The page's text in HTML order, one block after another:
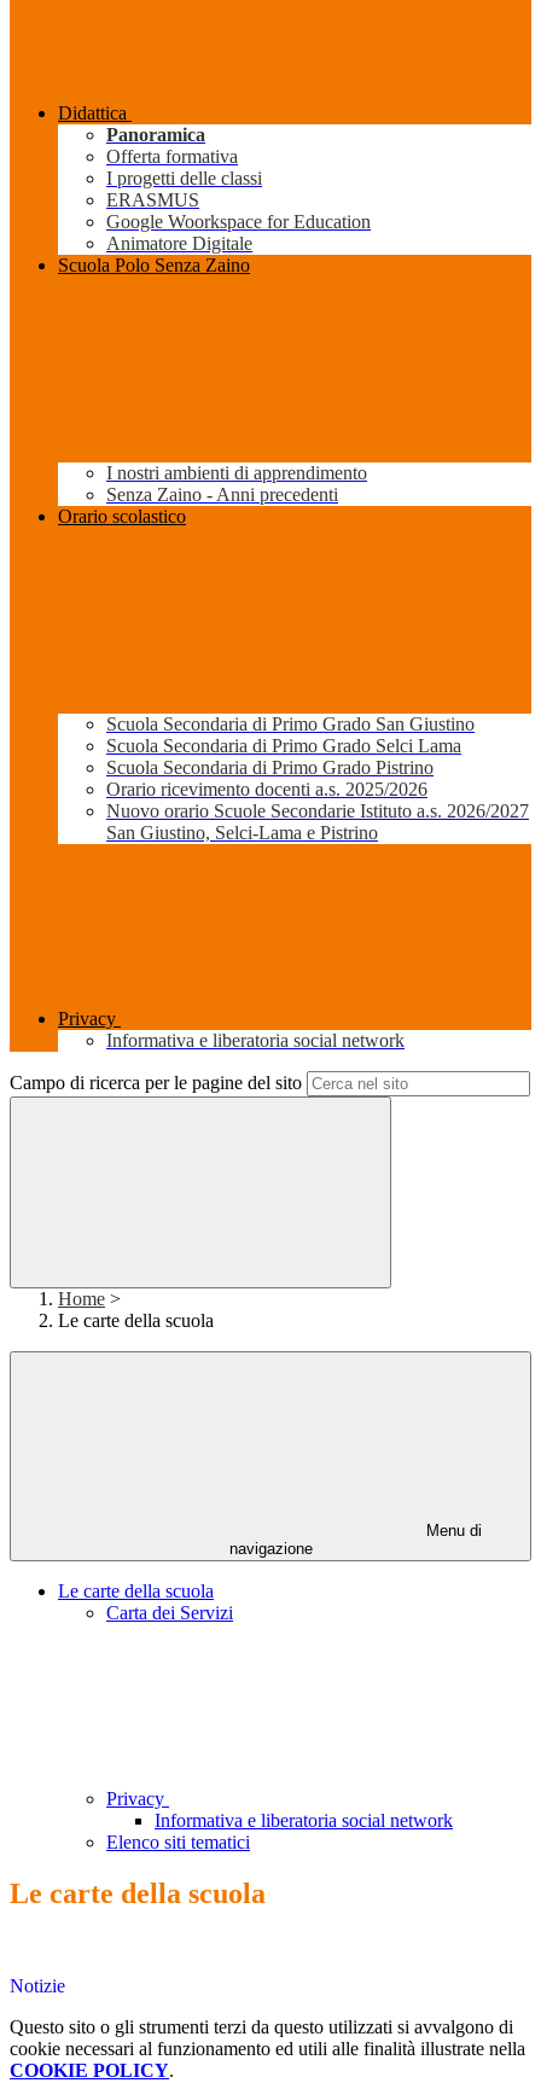
Didattica
Panoramica
Offerta formativa
I progetti delle classi
ERASMUS
Google Woorkspace for Education
Animatore Digitale
Scuola Polo Senza Zaino
I nostri ambienti di apprendimento
Senza Zaino - Anni precedenti
Orario scolastico
Scuola Secondaria di Primo Grado San Giustino
Scuola Secondaria di Primo Grado Selci Lama
Scuola Secondaria di Primo Grado Pistrino
Orario ricevimento docenti a.s. 2025/2026
Nuovo orario Scuole Secondarie Istituto a.s. 2026/2027
San Giustino, Selci-Lama e Pistrino
Privacy
Informativa e liberatoria social network
Campo di ricerca per le pagine del sito
Home >
Le carte della scuola
Menu di
navigazione
Le carte della scuola
Carta dei Servizi
Privacy
Informativa e liberatoria social network
Elenco siti tematici
Le carte della scuola
Notizie
Questo sito o gli strumenti terzi da questo utilizzati si avvalgono di
cookie necessari al funzionamento ed utili alle finalità illustrate nella
COOKIE POLICY.